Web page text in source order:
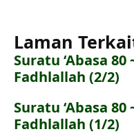
Laman
Suratu ‘Abasa 80
Fadhlallah (2/2)
Suratu ‘Abasa 80
Fadhlallah (1/2)